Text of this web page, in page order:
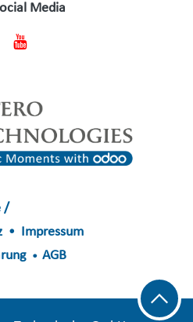
Media
/
• Impressum
• AGB